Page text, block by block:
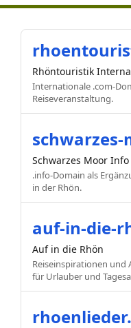
Rhöntouristik
Internationale .com-
Reiseveranstaltung.
Schwarzes Moor Info
.info-Domain als
in der Rhön.
auf-in-die-
Auf in die Rhön
Reiseinspirationen und
für Urlauber und